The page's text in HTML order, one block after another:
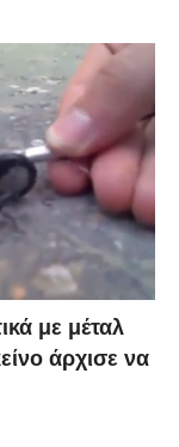
με μέταλ
άρχισε να